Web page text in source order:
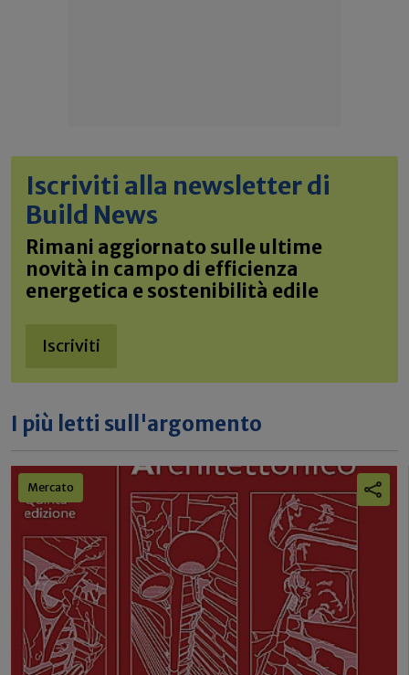
Iscriviti alla newsletter di
Build News
Rimani aggiornato sulle ultime
novità in campo di efficienza
energetica e sostenibilità edile
Iscriviti
I più letti sull'argomento
Mercato